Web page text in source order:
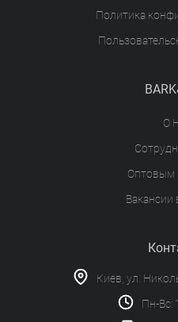
Политика
О
Оптовым
Вакансии
Киев, ул.
Пн-Вс: